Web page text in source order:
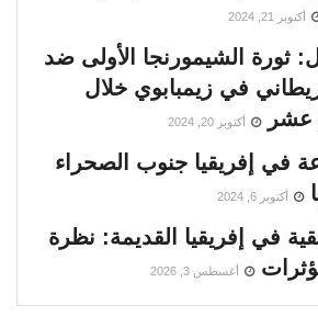
أكتوبر 21, 2024
ثورة الشيمورنجا الأولى ضد
في زيمبابوي خلال
عشر
أكتوبر 20, 2024
في إفريقيا جنوب الصحراء
أكتوبر 6, 2024
في إفريقيا القديمة: نظرة
أغسطس 3, 2026